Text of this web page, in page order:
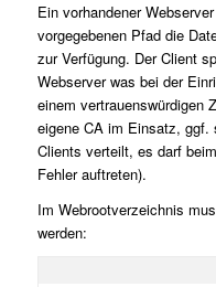
Ein vorhandener
vorgegebenen Pfad die
zur Verfügung. Der Client
Webserver was bei der
einem vertrauenswürdigen
eigene CA im Einsatz, ggf.
Clients verteilt, es darf
Fehler auftreten).
Im Webrootverzeichnis
werden: